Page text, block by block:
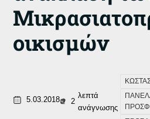
οικισμών
5.03.2018 2
λεπτά
ανάγνωσης